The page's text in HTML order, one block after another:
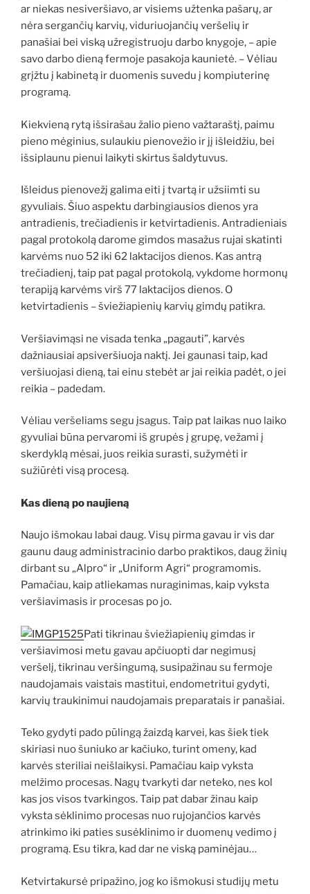
ar niekas nesiveršiavo, ar visiems užtenka pašarų, ar
nėra sergančių karvių, viduriuojančių veršelių ir
panašiai bei viską užregistruoju darbo knygoje, – apie
savo darbo dieną fermoje pasakoja kaunietė. – Vėliau
grįžtu į kabinetą ir duomenis suvedu į kompiuterinę
programą.
Kiekvieną rytą išsirašau žalio pieno važtaraštį, paimu
pieno mėginius, sulaukiu pienovežio ir jį išleidžiu, bei
išsiplaunu pienui laikyti skirtus šaldytuvus.
Išleidus pienovežį galima eiti į tvartą ir užsiimti su
gyvuliais. Šiuo aspektu darbingiausios dienos yra
antradienis, trečiadienis ir ketvirtadienis. Antradieniais
pagal protokolą darome gimdos masažus rujai skatinti
karvėms nuo 52 iki 62 laktacijos dienos. Kas antrą
trečiadienį, taip pat pagal protokolą, vykdome hormonų
terapiją karvėms virš 77 laktacijos dienos. O
ketvirtadienis – šviežiapienių karvių gimdų patikra.
Veršiavimąsi ne visada tenka „pagauti”, karvės
dažniausiai apsiveršiuoja naktį. Jei gaunasi taip, kad
veršiuojasi dieną, tai einu stebėt ar jai reikia padėt, o jei
reikia – padedam.
Vėliau veršeliams segu įsagus. Taip pat laikas nuo laiko
gyvuliai būna pervaromi iš grupės į grupę, vežami į
skerdyklą mėsai, juos reikia surasti, sužymėti ir
sužiūrėti visą procesą.
Kas dieną po naujieną
Naujo išmokau labai daug. Visų pirma gavau ir vis dar
gaunu daug administracinio darbo praktikos, daug žinių
dirbant su „Alpro“ ir „Uniform Agri“ programomis.
Pamačiau, kaip atliekamas nuraginimas, kaip vyksta
veršiavimasis ir procesas po jo.
Pati tikrinau šviežiapienių gimdas ir
veršiavimosi metu gavau apčiuopti dar negimusį
veršelį, tikrinau veršingumą, susipažinau su fermoje
naudojamais vaistais mastitui, endometritui gydyti,
karvių traukinimui naudojamais preparatais ir panašiai.
Teko gydyti pado pūlingą žaizdą karvei, kas šiek tiek
skiriasi nuo šuniuko ar kačiuko, turint omeny, kad
karvės steriliai neišlaikysi. Pamačiau kaip vyksta
melžimo procesas. Nagų tvarkyti dar neteko, nes kol
kas jos visos tvarkingos. Taip pat dabar žinau kaip
vyksta sėklinimo procesas nuo rujojančios karvės
atrinkimo iki paties susėklinimo ir duomenų vedimo į
programą. Esu tikra, kad dar ne viską paminėjau…
Ketvirtakursė pripažino, jog ko išmokusi studijų metu